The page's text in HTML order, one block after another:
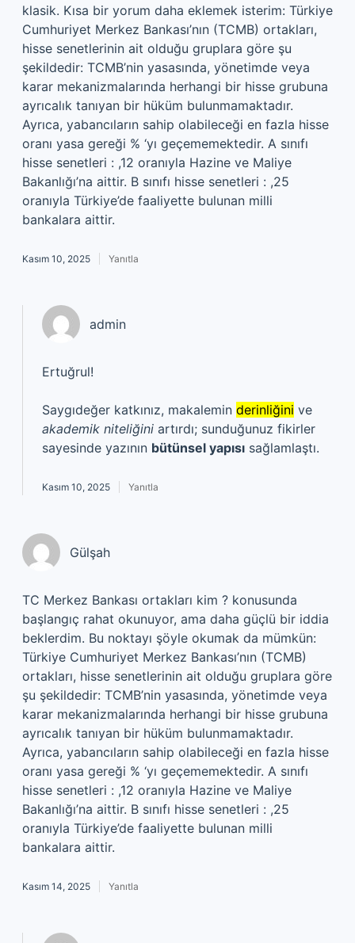
klasik. Kısa bir yorum daha eklemek isterim: Türkiye
Cumhuriyet Merkez Bankası’nın (TCMB) ortakları,
hisse senetlerinin ait olduğu gruplara göre şu
şekildedir: TCMB’nin yasasında, yönetimde veya
karar mekanizmalarında herhangi bir hisse grubuna
ayrıcalık tanıyan bir hüküm bulunmamaktadır.
Ayrıca, yabancıların sahip olabileceği en fazla hisse
oranı yasa gereği % ‘yı geçememektedir. A sınıfı
hisse senetleri : ,12 oranıyla Hazine ve Maliye
Bakanlığı’na aittir. B sınıfı hisse senetleri : ,25
oranıyla Türkiye’de faaliyette bulunan milli
bankalara aittir.
Kasım 10, 2025 Yanıtla
admin
Ertuğrul!
Saygıdeğer katkınız, makalemin derinliğini ve
akademik niteliğini artırdı; sunduğunuz fikirler
sayesinde yazının bütünsel yapısı sağlamlaştı.
Kasım 10, 2025 Yanıtla
Gülşah
TC Merkez Bankası ortakları kim ? konusunda
başlangıç rahat okunuyor, ama daha güçlü bir iddia
beklerdim. Bu noktayı şöyle okumak da mümkün:
Türkiye Cumhuriyet Merkez Bankası’nın (TCMB)
ortakları, hisse senetlerinin ait olduğu gruplara göre
şu şekildedir: TCMB’nin yasasında, yönetimde veya
karar mekanizmalarında herhangi bir hisse grubuna
ayrıcalık tanıyan bir hüküm bulunmamaktadır.
Ayrıca, yabancıların sahip olabileceği en fazla hisse
oranı yasa gereği % ‘yı geçememektedir. A sınıfı
hisse senetleri : ,12 oranıyla Hazine ve Maliye
Bakanlığı’na aittir. B sınıfı hisse senetleri : ,25
oranıyla Türkiye’de faaliyette bulunan milli
bankalara aittir.
Kasım 14, 2025 Yanıtla